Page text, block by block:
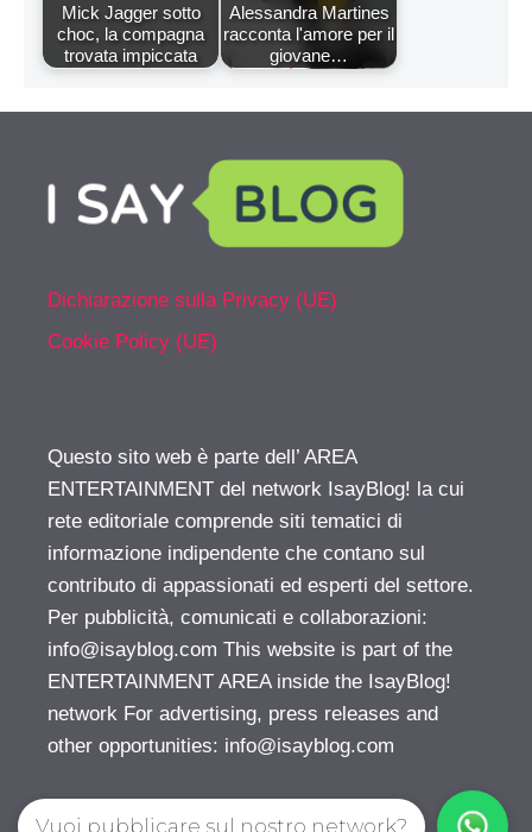
Mick Jagger sotto
choc, la compagna
trovata impiccata
Alessandra Martines
racconta l'amore per il
giovane…
Dichiarazione sulla Privacy (UE)
Cookie Policy (UE)
Questo sito web è parte dell’ AREA
ENTERTAINMENT del network IsayBlog! la cui
rete editoriale comprende siti tematici di
informazione indipendente che contano sul
contributo di appassionati ed esperti del settore.
Per pubblicità, comunicati e collaborazioni:
info@isayblog.com This website is part of the
ENTERTAINMENT AREA inside the IsayBlog!
network For advertising, press releases and
other opportunities: info@isayblog.com
Vuoi pubblicare sul nostro network?